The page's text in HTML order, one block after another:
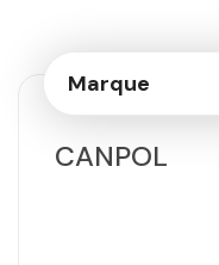
Marque
CANPOL